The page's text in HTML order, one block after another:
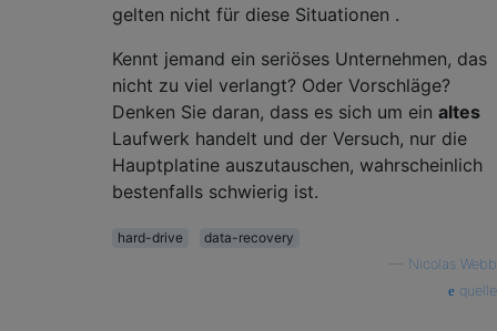
gelten nicht für diese Situationen .
Kennt jemand ein seriöses Unternehmen, das
nicht zu viel verlangt? Oder Vorschläge?
Denken Sie daran, dass es sich um ein altes
Laufwerk handelt und der Versuch, nur die
Hauptplatine auszutauschen, wahrscheinlich
bestenfalls schwierig ist.
hard-drive
data-recovery
Nicolas Webb
quelle